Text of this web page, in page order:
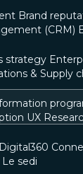
Brand
(CRM)
strategy
& Supply
UX
Digital360
Le sedi